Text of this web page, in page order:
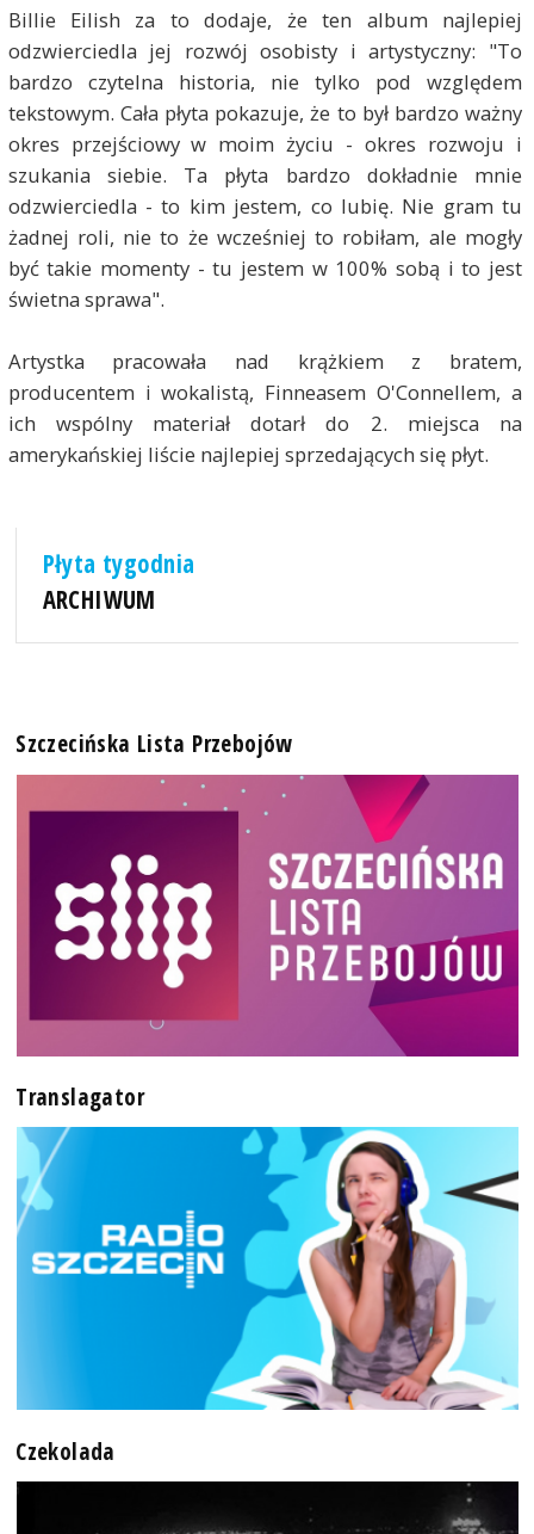
Billie Eilish za to dodaje, że ten album najlepiej
odzwierciedla jej rozwój osobisty i artystyczny: "To
bardzo czytelna historia, nie tylko pod względem
tekstowym. Cała płyta pokazuje, że to był bardzo ważny
okres przejściowy w moim życiu - okres rozwoju i
szukania siebie. Ta płyta bardzo dokładnie mnie
odzwierciedla - to kim jestem, co lubię. Nie gram tu
żadnej roli, nie to że wcześniej to robiłam, ale mogły
być takie momenty - tu jestem w 100% sobą i to jest
świetna sprawa".
Artystka pracowała nad krążkiem z bratem,
producentem i wokalistą, Finneasem O'Connellem, a
ich wspólny materiał dotarł do 2. miejsca na
amerykańskiej liście najlepiej sprzedających się płyt.
Płyta tygodnia
ARCHIWUM
Szczecińska Lista Przebojów
Translagator
Czekolada